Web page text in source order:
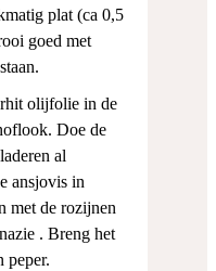
plat (ca 0,5
goed met
olijfolie in de
Doe de
al
ansjovis in
met de rozijnen
. Breng het
peper.